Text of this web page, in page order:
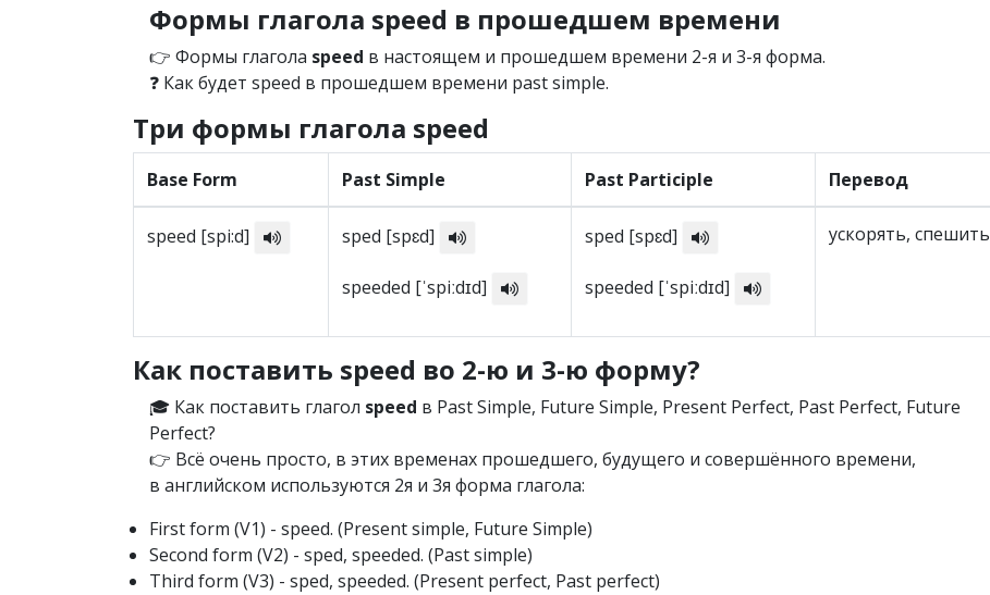
Формы глагола speed в прошедшем времени
👉 Формы глагола speed в настоящем и прошедшем времени 2-я и 3-я форма.
❓ Как будет speed в прошедшем времени past simple.
Три формы глагола speed
Base Form Past Simple Past Participle Перевод
speed [spi:d] sped [spɛd]
speeded [ˈspiːdɪd]
sped [spɛd]
speeded [ˈspiːdɪd]
ускорять, спешить
Как поставить speed во 2-ю и 3-ю форму?
🎓 Как поставить глагол speed в Past Simple, Future Simple, Present Perfect, Past Perfect, Future
Perfect?
👉 Всё очень просто, в этих временах прошедшего, будущего и совершённого времени,
в английском используются 2я и 3я форма глагола:
First form (V1) - speed. (Present simple, Future Simple)
Second form (V2) - sped, speeded. (Past simple)
Third form (V3) - sped, speeded. (Present perfect, Past perfect)